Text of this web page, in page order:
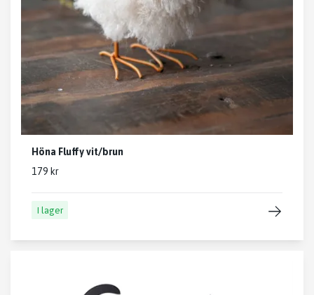
Höna Fluffy vit/brun
179 kr
I lager